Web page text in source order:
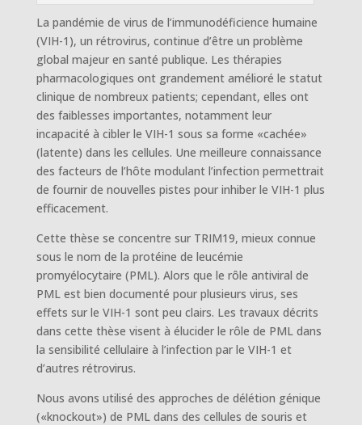
La pandémie de virus de l’immunodéficience humaine
(VIH-1), un rétrovirus, continue d’être un problème
global majeur en santé publique. Les thérapies
pharmacologiques ont grandement amélioré le statut
clinique de nombreux patients; cependant, elles ont
des faiblesses importantes, notamment leur
incapacité à cibler le VIH-1 sous sa forme «cachée»
(latente) dans les cellules. Une meilleure connaissance
des facteurs de l’hôte modulant l’infection permettrait
de fournir de nouvelles pistes pour inhiber le VIH-1 plus
efficacement.
Cette thèse se concentre sur TRIM19, mieux connue
sous le nom de la protéine de leucémie
promyélocytaire (PML). Alors que le rôle antiviral de
PML est bien documenté pour plusieurs virus, ses
effets sur le VIH-1 sont peu clairs. Les travaux décrits
dans cette thèse visent à élucider le rôle de PML dans
la sensibilité cellulaire à l’infection par le VIH-1 et
d’autres rétrovirus.
Nous avons utilisé des approches de délétion génique
(«knockout») de PML dans des cellules de souris et